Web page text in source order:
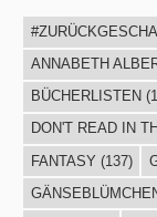
ANNABETH
BÜCHERLISTEN
DON'T READ IN
FANTASY (137)